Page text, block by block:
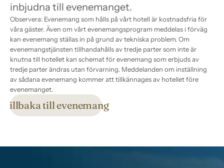
inbjudna till evenemanget.
Observera: Evenemang som hålls på vårt hotell är kostnadsfria för
våra gäster. Även om vårt evenemangsprogram meddelas i förväg
kan evenemang ställas in på grund av tekniska problem. Om
evenemangstjänsten tillhandahålls av tredje parter som inte är
knutna till hotellet kan schemat för evenemang som erbjuds av
tredje parter ändras utan förvarning. Meddelanden om inställning
av sådana evenemang kommer att tillkännages av hotellet före
evenemanget.
Tillbaka till evenemang